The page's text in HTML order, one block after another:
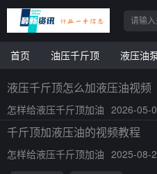
首页 油压千斤顶 液压油
液压千斤顶怎么加液压油视频
怎样给液压千斤顶加油 2026-05-
千斤顶加液压油的视频教程
怎样给液压千斤顶加油 2025-08-